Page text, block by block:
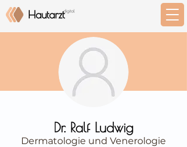
Dr. Ralf Ludwig
Dermatologie und Venerologie